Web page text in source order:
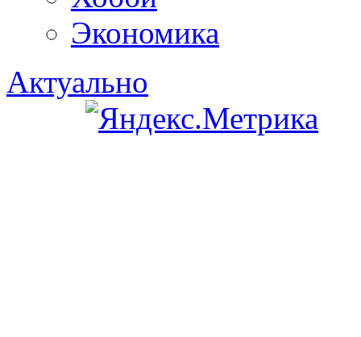
Экономика
Актуально